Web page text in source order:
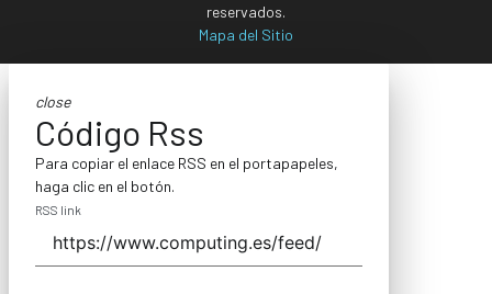
reservados.
Mapa del Sitio
close
Código Rss
Para copiar el enlace RSS en el portapapeles,
haga clic en el botón.
RSS link